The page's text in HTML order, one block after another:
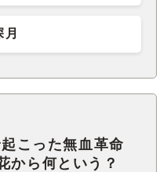
こった無血革命
から何という？